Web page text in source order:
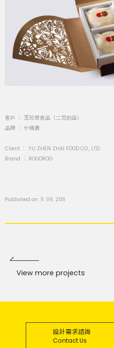
客戶 ： 玉珍齋食品（二哥的店）
品牌 ： 什倆漉
Client ： YU ZHEN ZHAI FOOD CO., LTD.
Brand ： ROOOROO
Published on 11. 09. 2011
View more projects
設計需求諮詢
Contact Us